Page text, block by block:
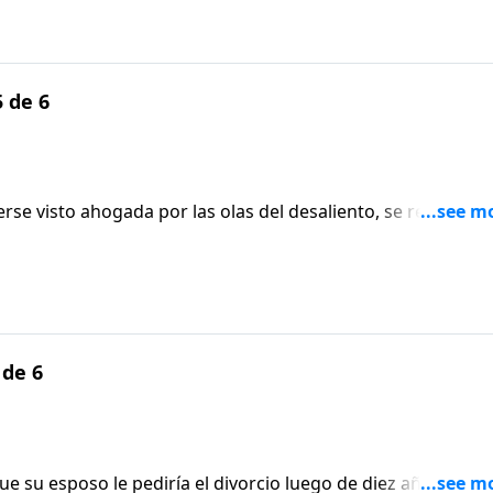
de 6
visto ahogada por las olas del desaliento, se rehusó a
la inspiró a entregarse completamente en obediencia a
6
su esposo le pediría el divorcio luego de diez años de